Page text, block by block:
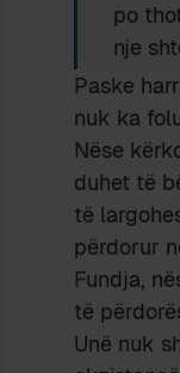
po
nje
Paske
nuk ka
Nëse
duhet të
të
përdorur
Fundja,
të
Unë nuk